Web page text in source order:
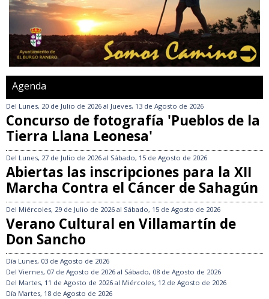
Agenda
Del Lunes, 20 de Julio de 2026 al Jueves, 13 de Agosto de 2026
Concurso de fotografía 'Pueblos de la
Tierra Llana Leonesa'
Del Lunes, 27 de Julio de 2026 al Sábado, 15 de Agosto de 2026
Abiertas las inscripciones para la XII
Marcha Contra el Cáncer de Sahagún
Del Miércoles, 29 de Julio de 2026 al Sábado, 15 de Agosto de 2026
Verano Cultural en Villamartín de
Don Sancho
Día Lunes, 03 de Agosto de 2026
Del Viernes, 07 de Agosto de 2026 al Sábado, 08 de Agosto de 2026
Del Martes, 11 de Agosto de 2026 al Miércoles, 12 de Agosto de 2026
Día Martes, 18 de Agosto de 2026